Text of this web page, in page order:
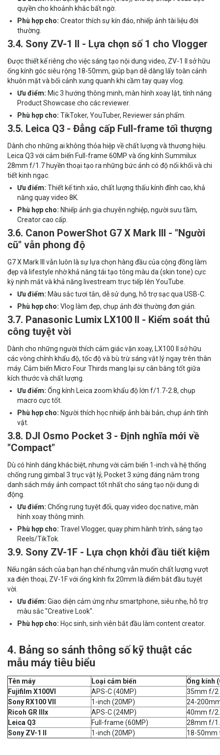
quyền cho khoảnh khắc bất ngờ.
Phù hợp cho: Creator thích sự kín đáo, nhiếp ảnh tài liệu đời
thường.
3.4. Sony ZV-1 II - Lựa chọn số 1 cho Vlogger
Được thiết kế riêng cho việc sáng tạo nội dung video, ZV-1 II sở hữu
ống kính góc siêu rộng 18-50mm, giúp bạn dễ dàng lấy toàn cảnh
khuôn mặt và bối cảnh xung quanh khi cầm tay quay vlog.
Ưu điểm: Mic 3 hướng thông minh, màn hình xoay lật, tính năng
Product Showcase cho các reviewer.
Phù hợp cho: TikToker, YouTuber, Reviewer sản phẩm.
3.5. Leica Q3 - Đẳng cấp Full-frame tối thượng
Dành cho những ai không thỏa hiệp về chất lượng và thương hiệu.
Leica Q3 với cảm biến Full-frame 60MP và ống kính Summilux
28mm f/1.7 huyền thoại tạo ra những bức ảnh có độ nổi khối và chi
tiết kinh ngạc.
Ưu điểm: Thiết kế tinh xảo, chất lượng thấu kính đỉnh cao, khả
năng quay video 8K.
Phù hợp cho: Nhiếp ảnh gia chuyên nghiệp, người sưu tầm,
Creator cao cấp.
3.6. Canon PowerShot G7 X Mark III - "Người
cũ" vẫn phong độ
G7 X Mark III vẫn luôn là sự lựa chọn hàng đầu của cộng đồng làm
đẹp và lifestyle nhờ khả năng tái tạo tông màu da (skin tone) cực
kỳ nịnh mắt và khả năng livestream trực tiếp lên YouTube.
Ưu điểm: Màu sắc tươi tắn, dễ sử dụng, hỗ trợ sạc qua USB-C.
Phù hợp cho: Vlog làm đẹp, chụp ảnh đời thường đơn giản.
3.7. Panasonic Lumix LX100 II - Kiểm soát thủ
công tuyệt vời
Dành cho những người thích cảm giác vặn xoay, LX100 II sở hữu
các vòng chỉnh khẩu độ, tốc độ và bù trừ sáng vật lý ngay trên thân
máy. Cảm biến Micro Four Thirds mang lại sự cân bằng tốt giữa
kích thước và chất lượng.
Ưu điểm: Ống kính Leica zoom khẩu độ lớn f/1.7-2.8, chụp
macro cực tốt.
Phù hợp cho: Người thích học nhiếp ảnh bài bản, chụp ảnh tĩnh
vật.
3.8. DJI Osmo Pocket 3 - Định nghĩa mới về
"Compact"
Dù có hình dáng khác biệt, nhưng với cảm biến 1-inch và hệ thống
chống rung gimbal 3 trục vật lý, Pocket 3 xứng đáng nằm trong
danh sách máy ảnh compact tốt nhất cho sáng tạo nội dung di
động.
Ưu điểm: Chống rung tuyệt đối, quay video dọc native, màn
hình xoay thông minh.
Phù hợp cho: Travel Vlogger, quay phim hành trình, sáng tạo
Reels/TikTok.
3.9. Sony ZV-1F - Lựa chọn khởi đầu tiết kiệm
Nếu ngân sách của bạn hạn chế nhưng vẫn muốn chất lượng vượt
xa điện thoại, ZV-1F với ống kính fix 20mm là điểm bắt đầu tuyệt
vời.
Ưu điểm: Giao diện cảm ứng như smartphone, siêu nhẹ, hỗ trợ
màu sắc "Creative Look".
Phù hợp cho: Học sinh, sinh viên bắt đầu làm content creator.
4. Bảng so sánh thông số kỹ thuật các
mẫu máy tiêu biểu
Tên máy Loại cảm biến
Ống kính
Fujifilm X100VI
APS-C (40MP)
35mm f/2
Sony RX100 VII
1-inch (20MP)
24-
Ricoh GR IIIx
APS-C (24MP)
40mm f/
Leica Q3
Full-frame (60MP)
28mm f/
Sony ZV-1 II
1-inch (20MP) 18-50mm